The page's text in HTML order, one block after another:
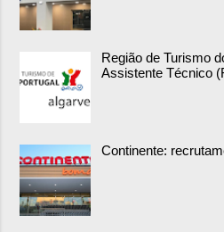
Região de Turismo
Assistente Técnico
Continente: